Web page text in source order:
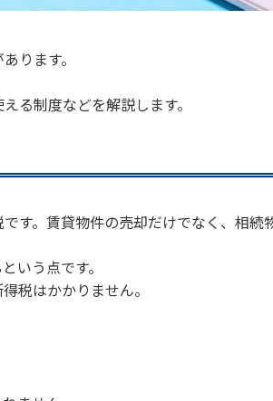
ります。
る制度などを解説します。
す。賃貸物件の売却だけでなく、相
いう点です。
税はかかりません。